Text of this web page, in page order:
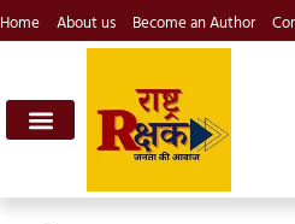
Home About us Become an Author